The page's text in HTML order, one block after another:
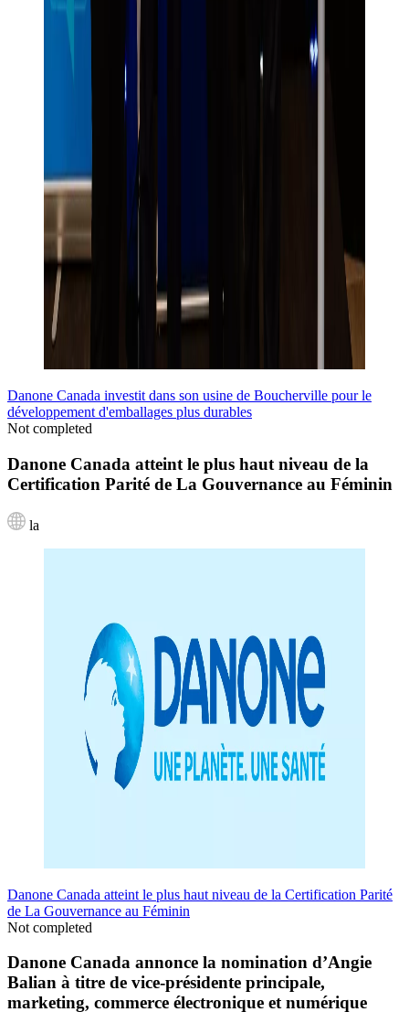
Danone Canada investit dans son usine de Boucherville pour le
développement d'emballages plus durables
Not completed
Danone Canada atteint le plus haut niveau de la
Certification Parité de La Gouvernance au Féminin
la
Danone Canada atteint le plus haut niveau de la Certification Parité
de La Gouvernance au Féminin
Not completed
Danone Canada annonce la nomination d’Angie
Balian à titre de vice-présidente principale,
marketing, commerce électronique et numérique